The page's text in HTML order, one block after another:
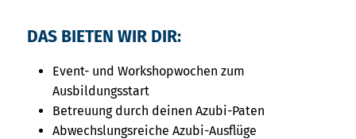
DAS BIETEN WIR DIR:
Event- und Workshopwochen zum
Ausbildungsstart
Betreuung durch deinen Azubi-Paten
Abwechslungsreiche Azubi-Ausflüge